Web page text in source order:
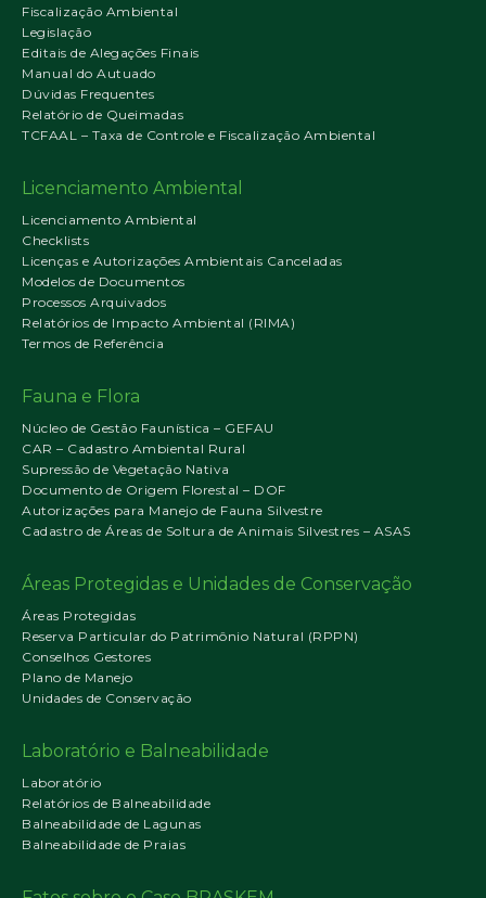
Fiscalização Ambiental
Legislação
Editais de Alegações Finais
Manual do Autuado
Dúvidas Frequentes
Relatório de Queimadas
TCFAAL – Taxa de Controle e Fiscalização Ambiental
Licenciamento Ambiental
Licenciamento Ambiental
Checklists
Licenças e Autorizações Ambientais Canceladas
Modelos de Documentos
Processos Arquivados
Relatórios de Impacto Ambiental (RIMA)
Termos de Referência
Fauna e Flora
Núcleo de Gestão Faunística – GEFAU
CAR – Cadastro Ambiental Rural
Supressão de Vegetação Nativa
Documento de Origem Florestal – DOF
Autorizações para Manejo de Fauna Silvestre
Cadastro de Áreas de Soltura de Animais Silvestres – ASAS
Áreas Protegidas e Unidades de Conservação
Áreas Protegidas
Reserva Particular do Patrimônio Natural (RPPN)
Conselhos Gestores
Plano de Manejo
Unidades de Conservação
Laboratório e Balneabilidade
Laboratório
Relatórios de Balneabilidade
Balneabilidade de Lagunas
Balneabilidade de Praias